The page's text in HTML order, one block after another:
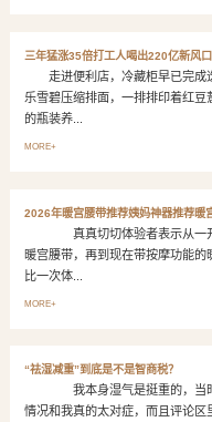
三年猛涨35倍打工人喝出220亿新风口
走进便利店，冷藏柜早已完成
乐雪碧压缩排面，一排排印着红
的瓶装养...
MORE+
2026年暖宫腰带推荐姨妈神器推荐暖
真真切切体验者表示从一开
暖宫腰带，再到现在带按摩功能
比一次体...
MORE+
“祛湿减重”到底是不是智商税？
我本身湿气是挺重的，当时
情况和我真的太对症，而且评论